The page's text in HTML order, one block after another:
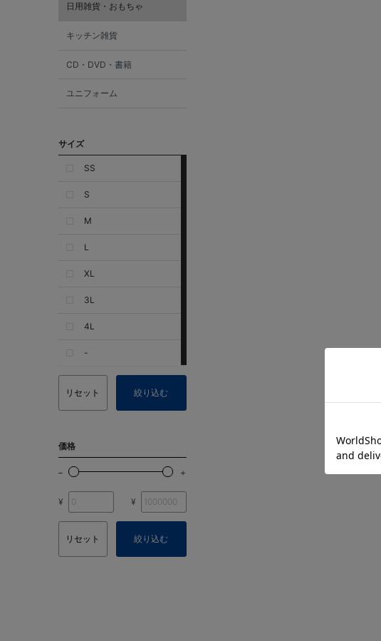
日用雑貨・おもちゃ
キッチン雑貨
CD・DVD・書籍
ユニフォーム
サイズ
SS
S
M
L
XL
3L
4L
-
リセット 絞り込む
価格
¥ ¥
リセット 絞り込む